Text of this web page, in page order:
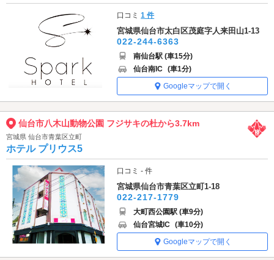
口コミ1 件
宮城県仙台市太白区茂庭字人来田山1-13
022-244-6363
南仙台駅 (車15分)
仙台南IC (車1分)
Googleマップで開く
仙台市八木山動物公園 フジサキの杜から3.7km
宮城県 仙台市青葉区立町
ホテル プリウス5
口コミ - 件
宮城県仙台市青葉区立町1-18
022-217-1779
大町西公園駅 (車9分)
仙台宮城IC (車10分)
Googleマップで開く